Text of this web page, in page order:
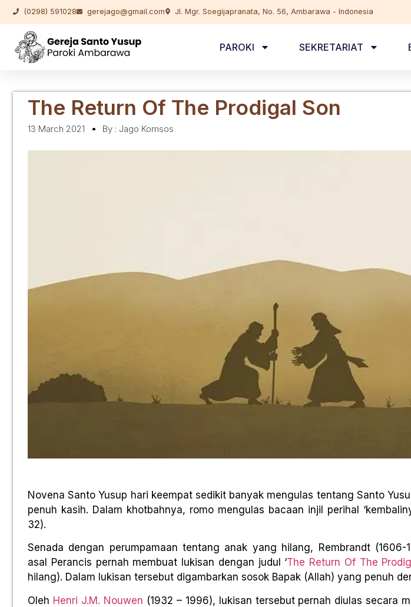
(0298) 591028 gerejago@gmail.com Jl. Mgr. Soegijapranata, No. 56, Ambarawa - Indonesia
PAROKI SEKRETARIAT
The Return Of The Prodigal Son
13 March 2021 By : Jago Komsos
Novena Santo Yusup hari keempat sedikit banyak mengulas tentang Santo
penuh kasih. Dalam khotbahnya, romo mengulas bacaan injil perihal
32).
Senada dengan perumpamaan tentang anak yang hilang, Rembrandt (1606-
asal Perancis pernah membuat lukisan dengan judul ‘The Return Of The
hilang). Dalam lukisan tersebut digambarkan sosok Bapak (Allah) yang penuh
Oleh Henri J.M. Nouwen (1932 – 1996), lukisan tersebut pernah diulas secara